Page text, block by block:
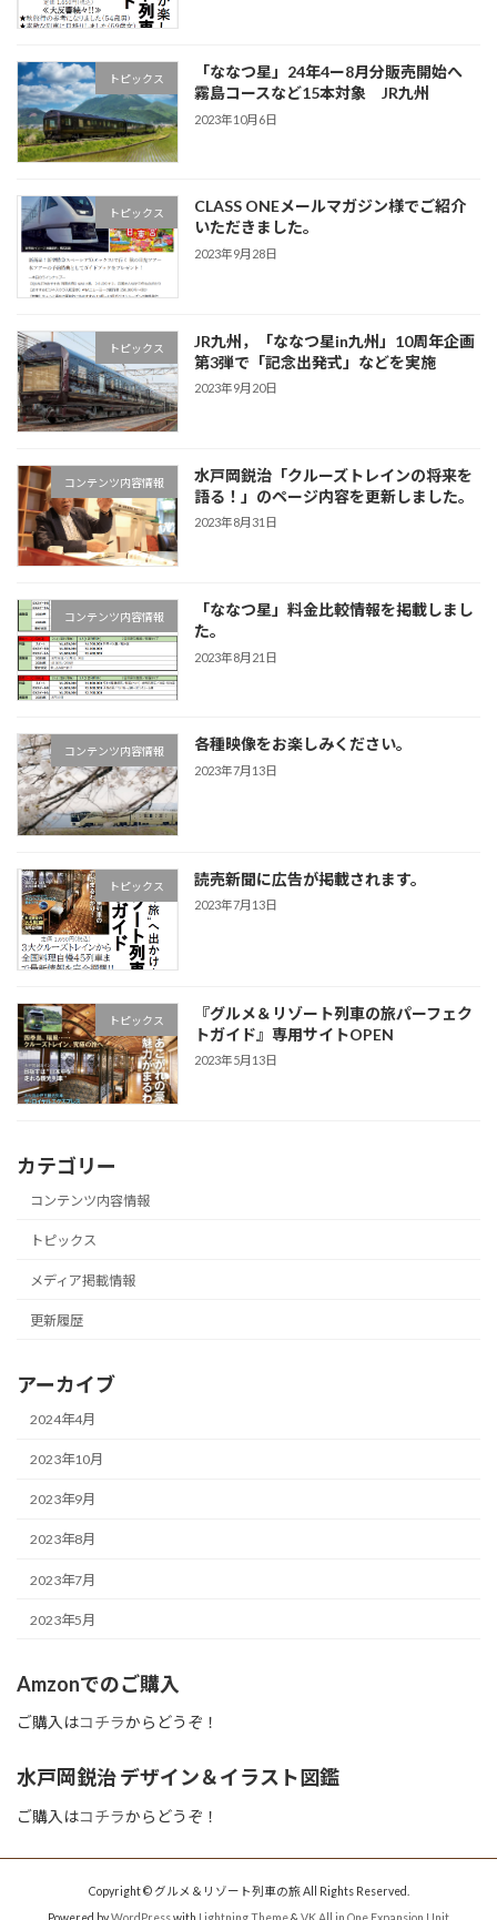
トピックス
「ななつ星」24年4ー8月分販売開始へ
霧島コースなど15本対象 JR九州
2023年10月6日
トピックス
CLASS ONEメールマガジン様でご紹介
いただきました。
2023年9月28日
トピックス
JR九州，「ななつ星in九州」10周年企画
第3弾で「記念出発式」などを実施
2023年9月20日
コンテンツ内容情報
水戸岡鋭治「クルーズトレインの将来を
語る！」のページ内容を更新しました。
2023年8月31日
コンテンツ内容情報
「ななつ星」料金比較情報を掲載しまし
た。
2023年8月21日
コンテンツ内容情報 各種映像をお楽しみください。
2023年7月13日
トピックス 読売新聞に広告が掲載されます。
2023年7月13日
トピックス
『グルメ＆リゾート列車の旅パーフェク
トガイド』専用サイトOPEN
2023年5月13日
カテゴリー
コンテンツ内容情報
トピックス
メディア掲載情報
更新履歴
アーカイブ
2024年4月
2023年10月
2023年9月
2023年8月
2023年7月
2023年5月
Amzonでのご購入
ご購入はコチラからどうぞ！
水戸岡鋭治 デザイン＆イラスト図鑑
ご購入はコチラからどうぞ！
Copyright © グルメ＆リゾート列車の旅 All Rights Reserved.
Powered byWordPresswith Lightning Theme& VK All in One Expansion Unit